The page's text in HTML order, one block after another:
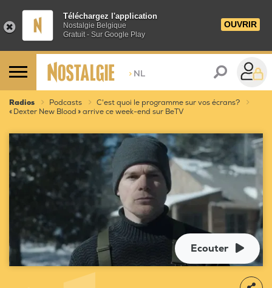
Téléchargez l'application
Nostalgie Belgique
Gratuit - Sur Google Play
OUVRIR
> NL
Radios Podcasts
C'est quoi le programme sur vos écrans?
« Dexter New Blood » arrive ce week-end sur BeTV
Ecouter